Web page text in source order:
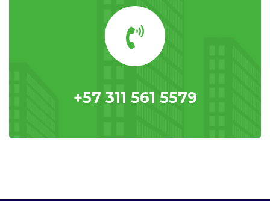
+57 311 561 5579